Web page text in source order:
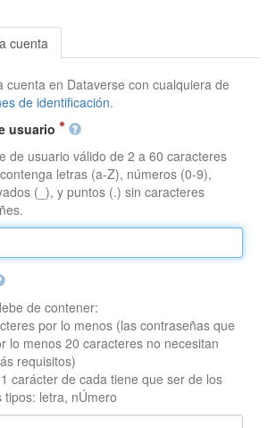
cuenta
cuenta en Dataverse con cualquiera de
de identificación.
usuario
de usuario válido de 2 a 60 caracteres
letras (a-Z), números (0-9),
(_), y puntos (.) sin caracteres
de contener:
por lo menos (las contraseñas que
lo menos 20 caracteres no necesitan
requisitos)
carácter de cada tiene que ser de los
tipos: letra, nÚmero